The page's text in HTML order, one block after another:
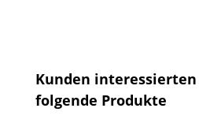
Produktgalerie überspringen
Kunden
folgende Produkte